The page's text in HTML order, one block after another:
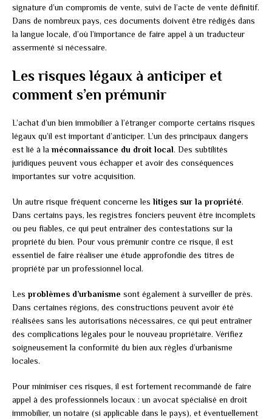
signature d’un compromis de vente, suivi de l’acte de vente définitif.
Dans de nombreux pays, ces documents doivent être rédigés dans
la langue locale, d’où l’importance de faire appel à un traducteur
assermenté si nécessaire.
Les risques légaux à anticiper et
comment s’en prémunir
L’achat d’un bien immobilier à l’étranger comporte certains risques
légaux qu’il est important d’anticiper. L’un des principaux dangers
est lié à la méconnaissance du droit local. Des subtilités
juridiques peuvent vous échapper et avoir des conséquences
importantes sur votre acquisition.
Un autre risque fréquent concerne les litiges sur la propriété.
Dans certains pays, les registres fonciers peuvent être incomplets
ou peu fiables, ce qui peut entraîner des contestations sur la
propriété du bien. Pour vous prémunir contre ce risque, il est
essentiel de faire réaliser une étude approfondie des titres de
propriété par un professionnel local.
Les problèmes d’urbanisme sont également à surveiller de près.
Dans certaines régions, des constructions peuvent avoir été
réalisées sans les autorisations nécessaires, ce qui peut entraîner
des complications légales pour le nouveau propriétaire. Vérifiez
soigneusement la conformité du bien aux règles d’urbanisme
locales.
Pour minimiser ces risques, il est fortement recommandé de faire
appel à des professionnels locaux : un avocat spécialisé en droit
immobilier, un notaire (si applicable dans le pays), et éventuellement